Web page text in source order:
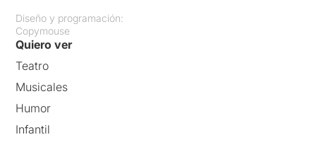
Diseño y programación:
Copymouse
Quiero ver
Teatro
Musicales
Humor
Infantil